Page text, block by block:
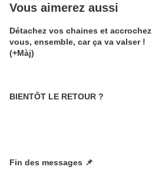
Vous aimerez aussi
Détachez vos chaines et accrochez
vous, ensemble, car ça va valser !
(+Màj)
BIENTÔT LE RETOUR ?
Fin des messages 📌